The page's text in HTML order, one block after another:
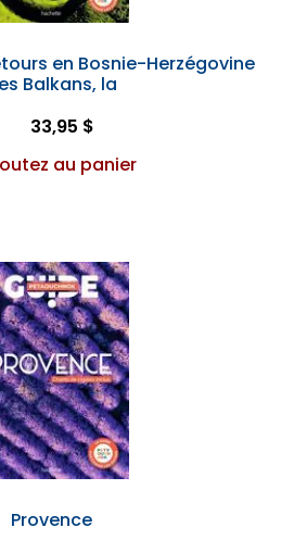
en Bosnie-Herzégovine
Balkans, la
33,95 $
au panier
Provence